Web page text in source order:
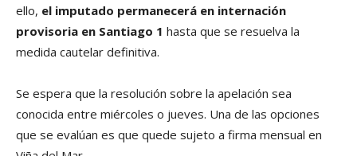
ello, el imputado permanecerá en internación
provisoria en Santiago 1 hasta que se resuelva la
medida cautelar definitiva.
Se espera que la resolución sobre la apelación sea
conocida entre miércoles o jueves. Una de las opciones
que se evalúan es que quede sujeto a firma mensual en